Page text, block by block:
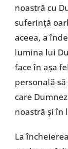
noastră cu
suferință
aceea, a
lumina lui
face în așa
personală
care
noastră și în
La